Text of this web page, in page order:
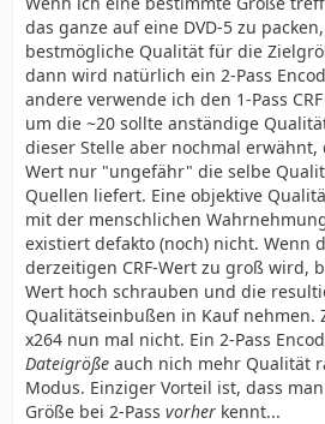
das ganze auf eine DVD-5 zu
bestmögliche Qualität für die
dann wird natürlich ein 2-Pass
andere verwende ich den 1-Pass
um die ~20 sollte anständige
dieser Stelle aber nochmal erwähnt,
Wert nur "ungefähr" die selbe
Quellen liefert. Eine objektive
mit der menschlichen
existiert defakto (noch) nicht. Wenn
derzeitigen CRF-Wert zu groß wird,
Wert hoch schrauben und die
Qualitätseinbußen in Kauf nehmen.
x264 nun mal nicht. Ein 2-Pass
Dateigröße auch nich mehr Qualität
Modus. Einziger Vorteil ist, dass
Größe bei 2-Pass vorher kennt...